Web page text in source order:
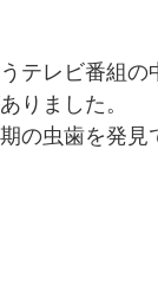
テレビ番組の
りました。
の虫歯を発見